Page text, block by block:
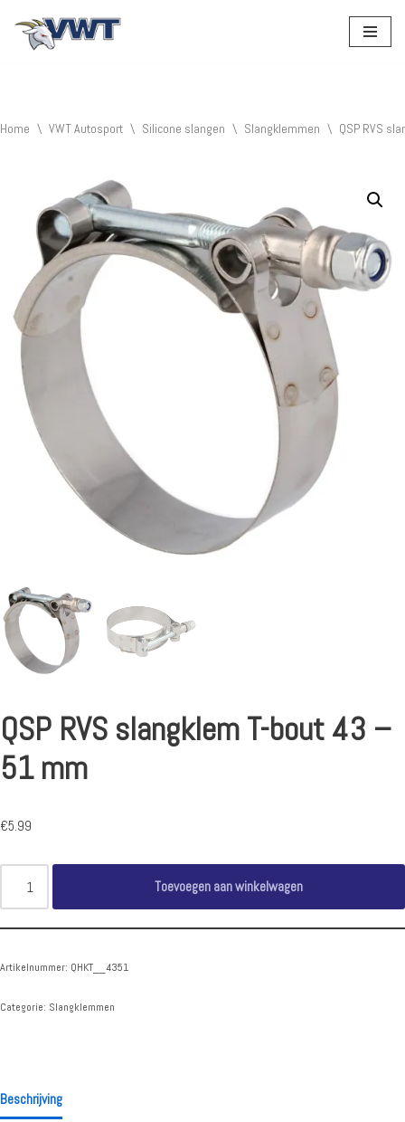
Home \ VWT Autosport \ Silicone slangen \ Slangklemmen \ QSP RVS
QSP RVS slangklem T-bout 43 –
51 mm
€5.99
Toevoegen aan winkelwagen
Artikelnummer: QHKT__4351
Categorie: Slangklemmen
Beschrijving